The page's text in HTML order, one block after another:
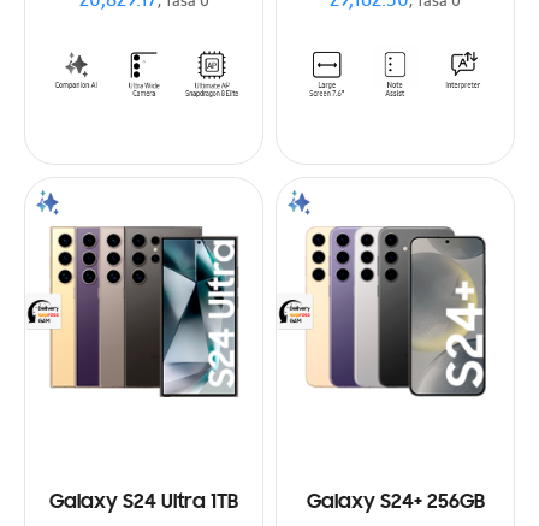
Galaxy S24 Ultra 1TB Galaxy S24+ 256GB